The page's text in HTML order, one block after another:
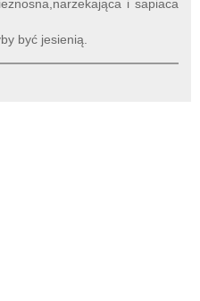
i sapiaca
być jesienią.